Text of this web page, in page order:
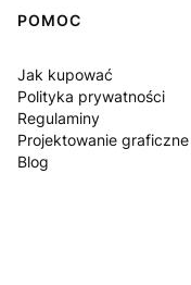
POMOC
Jak kupować
Polityka prywatności
Regulaminy
Projektowanie graficzne
Blog